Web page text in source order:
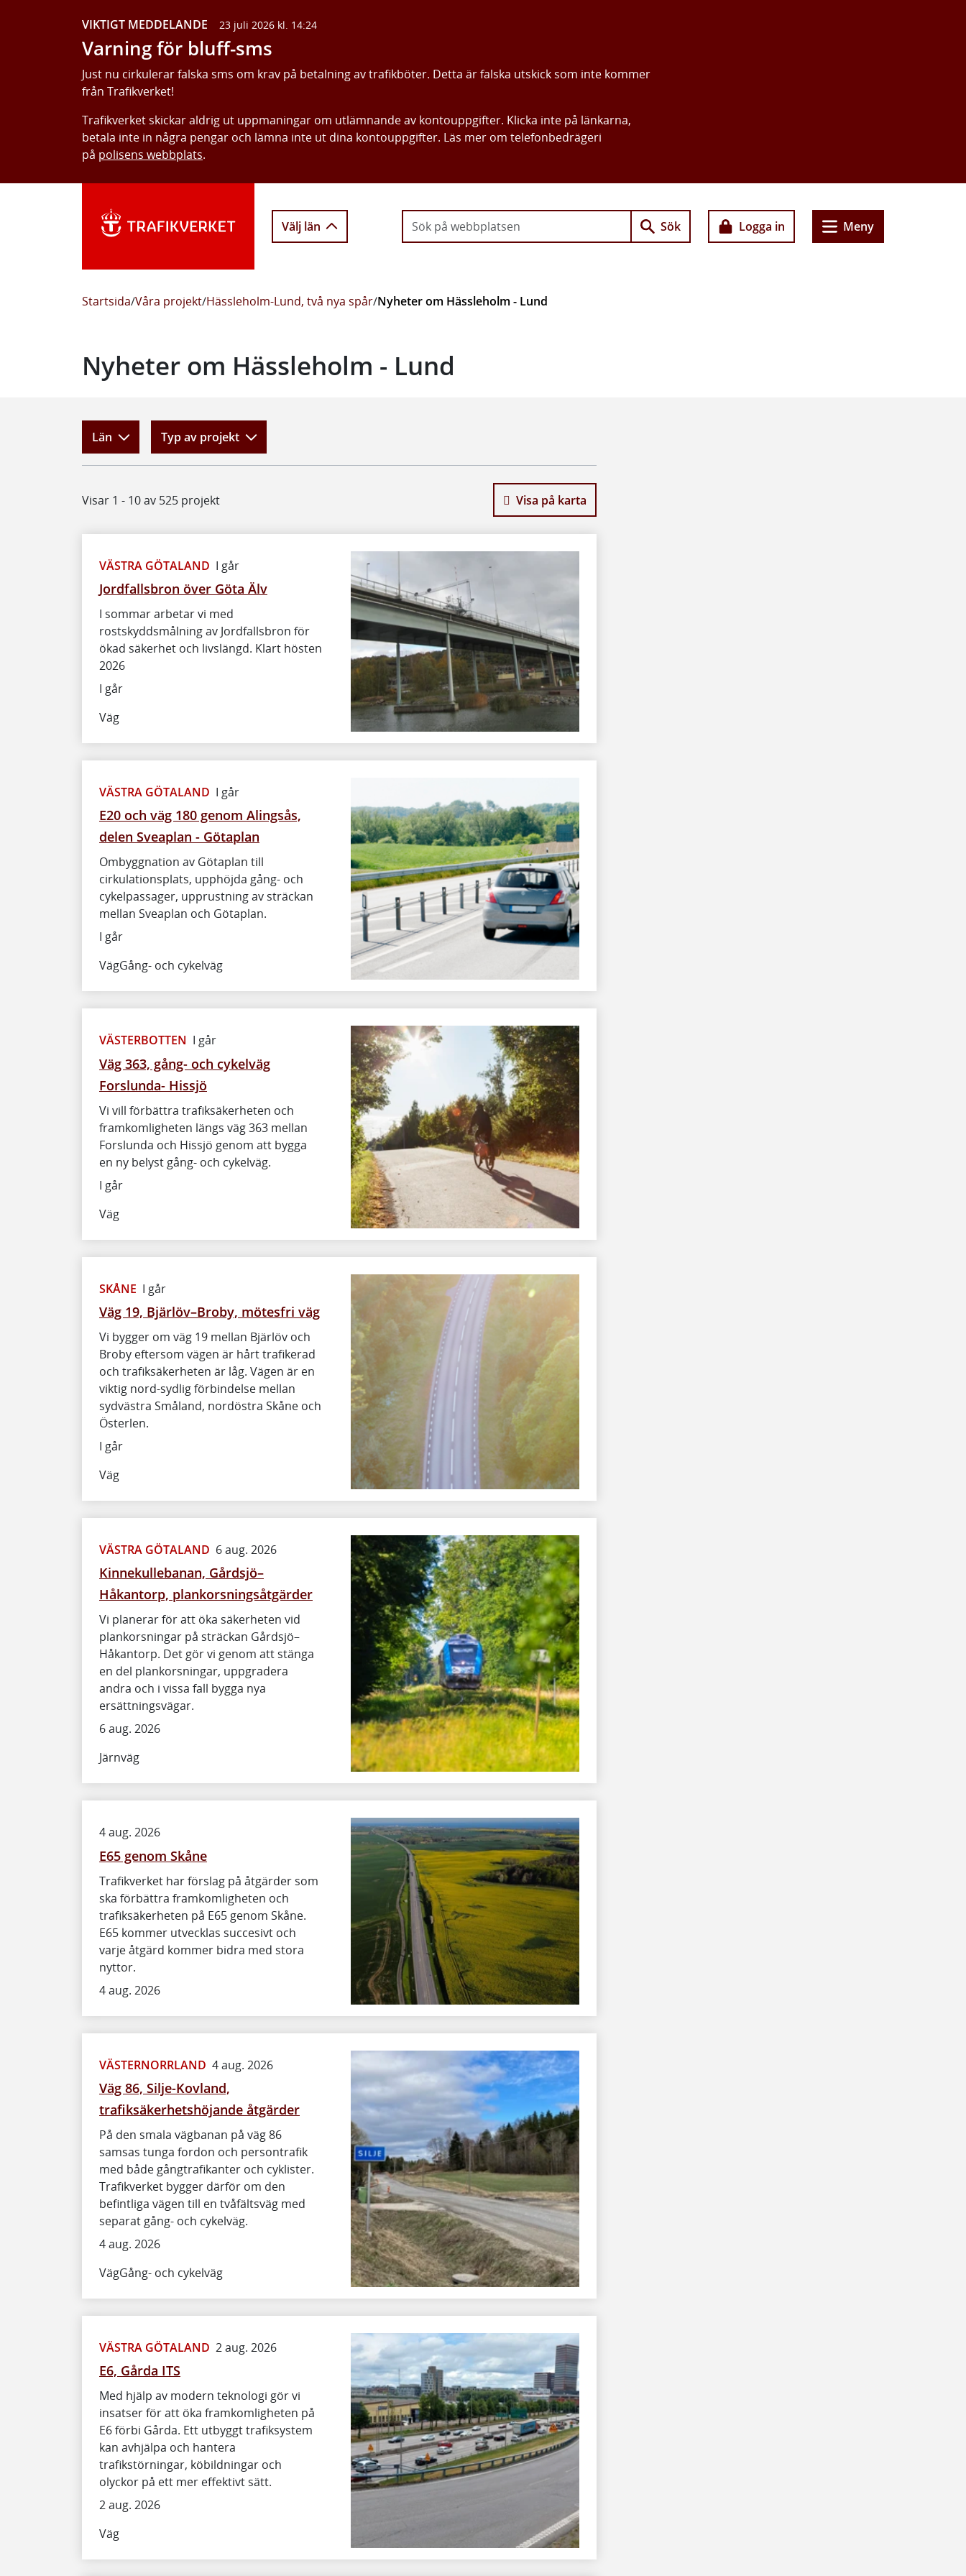
VIKTIGT MEDDELANDE 23 juli 2026 kl. 14:24
Varning för bluff-sms
Just nu cirkulerar falska sms om krav på betalning av trafikböter. Detta är falska utskick som inte kommer
från Trafikverket!
Trafikverket skickar aldrig ut uppmaningar om utlämnande av kontouppgifter. Klicka inte på länkarna,
betala inte in några pengar och lämna inte ut dina kontouppgifter. Läs mer om telefonbedrägeri
på polisens webbplats.
Välj län Sök Logga in Meny
Startsida/Våra projekt/Hässleholm-Lund, två nya spår/Nyheter om Hässleholm - Lund
Nyheter om Hässleholm - Lund
Län Typ av projekt
Visar 1 - 10 av 525 projekt Visa på karta
VÄSTRA GÖTALAND I går
Jordfallsbron över Göta Älv
I sommar arbetar vi med
rostskyddsmålning av Jordfallsbron för
ökad säkerhet och livslängd. Klart hösten
2026
I går
Väg
VÄSTRA GÖTALAND I går
E20 och väg 180 genom Alingsås,
delen Sveaplan - Götaplan
Ombyggnation av Götaplan till
cirkulationsplats, upphöjda gång- och
cykelpassager, upprustning av sträckan
mellan Sveaplan och Götaplan.
I går
VägGång- och cykelväg
VÄSTERBOTTEN I går
Väg 363, gång- och cykelväg
Forslunda- Hissjö
Vi vill förbättra trafiksäkerheten och
framkomligheten längs väg 363 mellan
Forslunda och Hissjö genom att bygga
en ny belyst gång- och cykelväg.
I går
Väg
SKÅNE I går
Väg 19, Bjärlöv–Broby, mötesfri väg
Vi bygger om väg 19 mellan Bjärlöv och
Broby eftersom vägen är hårt trafikerad
och trafiksäkerheten är låg. Vägen är en
viktig nord-sydlig förbindelse mellan
sydvästra Småland, nordöstra Skåne och
Österlen.
I går
Väg
VÄSTRA GÖTALAND 6 aug. 2026
Kinnekullebanan, Gårdsjö–
Håkantorp, plankorsningsåtgärder
Vi planerar för att öka säkerheten vid
plankorsningar på sträckan Gårdsjö–
Håkantorp. Det gör vi genom att stänga
en del plankorsningar, uppgradera
andra och i vissa fall bygga nya
ersättningsvägar.
6 aug. 2026
Järnväg
4 aug. 2026
E65 genom Skåne
Trafikverket har förslag på åtgärder som
ska förbättra framkomligheten och
trafiksäkerheten på E65 genom Skåne.
E65 kommer utvecklas succesivt och
varje åtgärd kommer bidra med stora
nyttor.
4 aug. 2026
VÄSTERNORRLAND 4 aug. 2026
Väg 86, Silje-Kovland,
trafiksäkerhetshöjande åtgärder
På den smala vägbanan på väg 86
samsas tunga fordon och persontrafik
med både gångtrafikanter och cyklister.
Trafikverket bygger därför om den
befintliga vägen till en tvåfältsväg med
separat gång- och cykelväg.
4 aug. 2026
VägGång- och cykelväg
VÄSTRA GÖTALAND 2 aug. 2026
E6, Gårda ITS
Med hjälp av modern teknologi gör vi
insatser för att öka framkomligheten på
E6 förbi Gårda. Ett utbyggt trafiksystem
kan avhjälpa och hantera
trafikstörningar, köbildningar och
olyckor på ett mer effektivt sätt.
2 aug. 2026
Väg